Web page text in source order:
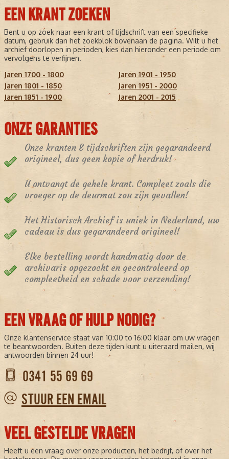
EEN KRANT ZOEKEN
Bent u op zoek naar een krant of tijdschrift van een specifieke
datum, gebruik dan het zoekblok bovenaan de pagina. Wilt u het
archief doorlopen in perioden, kies dan hieronder een periode om
vervolgens te verfijnen.
Jaren 1700 - 1800
Jaren 1801 - 1850
Jaren 1851 - 1900
Jaren 1901 - 1950
Jaren 1951 - 2000
Jaren 2001 - 2015
ONZE GARANTIES
Onze kranten & tijdschriften zijn gegarandeerd
origineel, dus geen kopie of herdruk!
U ontvangt de gehele krant. Compleet zoals die
vroeger op de deurmat zou zijn gevallen!
Het Historisch Archief is uniek in Nederland, uw
cadeau is dus gegarandeerd origineel!
Elke bestelling wordt handmatig door de
archivaris opgezocht en gecontroleerd op
compleetheid en schade voor verzending!
EEN VRAAG OF HULP NODIG?
Onze klantenservice staat van 10:00 to 16:00 klaar om uw vragen
te beantwoorden. Buiten deze tijden kunt u uiteraard mailen, wij
antwoorden binnen 24 uur!
0341 55 69 69
STUUR EEN EMAIL
VEEL GESTELDE VRAGEN
Heeft u een vraag over onze producten, het bedrijf, of over het